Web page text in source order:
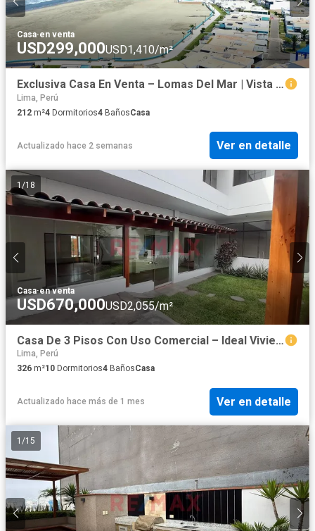
Casa·en venta
USD299,000USD1,410/m²
Exclusiva Casa En Venta – Lomas Del Mar | Vista Panorámica Al Mar Y Al Atardecer
Lima, Perú
212 m²4 Dormitorios4 BañosCasa
Actualizado hace 2 semanas Ver en detalle
1 /18
Casa·en venta
USD670,000USD2,055/m²
Casa De 3 Pisos Con Uso Comercial – Ideal Vivienda + Consultorios/Oficinas – Javier Prado Este, Cdra. 62 – Frente A Ibm
Lima, Perú
326 m²10 Dormitorios4 BañosCasa
Actualizado hace más de 1 mes Ver en detalle
1 /15